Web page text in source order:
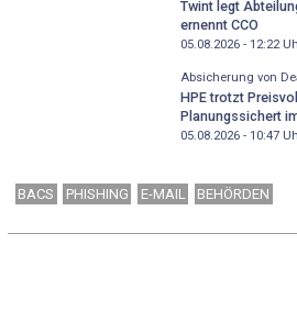
Twint legt
ernennt CCO
05.08.2026 - 12:22
Absicherung von
HPE trotzt
Planungssichert
05.08.2026 - 10:47
BACS PHISHING E-MAIL BEHÖRDEN